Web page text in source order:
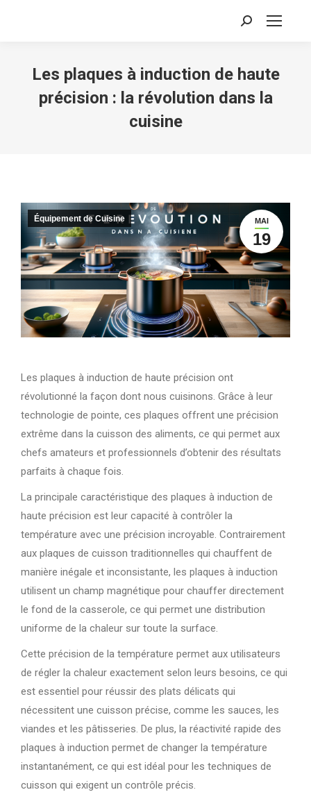
Recherche
Les plaques à induction de haute
précision : la révolution dans la
cuisine
MAI
19
Équipement de Cuisine
Les plaques à induction de haute précision ont
révolutionné la façon dont nous cuisinons. Grâce à leur
technologie de pointe, ces plaques offrent une précision
extrême dans la cuisson des aliments, ce qui permet aux
chefs amateurs et professionnels d’obtenir des résultats
parfaits à chaque fois.
La principale caractéristique des plaques à induction de
haute précision est leur capacité à contrôler la
température avec une précision incroyable. Contrairement
aux plaques de cuisson traditionnelles qui chauffent de
manière inégale et inconsistante, les plaques à induction
utilisent un champ magnétique pour chauffer directement
le fond de la casserole, ce qui permet une distribution
uniforme de la chaleur sur toute la surface.
Cette précision de la température permet aux utilisateurs
de régler la chaleur exactement selon leurs besoins, ce qui
est essentiel pour réussir des plats délicats qui
nécessitent une cuisson précise, comme les sauces, les
viandes et les pâtisseries. De plus, la réactivité rapide des
plaques à induction permet de changer la température
instantanément, ce qui est idéal pour les techniques de
cuisson qui exigent un contrôle précis.